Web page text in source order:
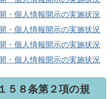
・個人情報開示の実施状況
・個人情報開示の実施状況
・個人情報開示の実施状況
・個人情報開示の実施状況
５８条第２項の規